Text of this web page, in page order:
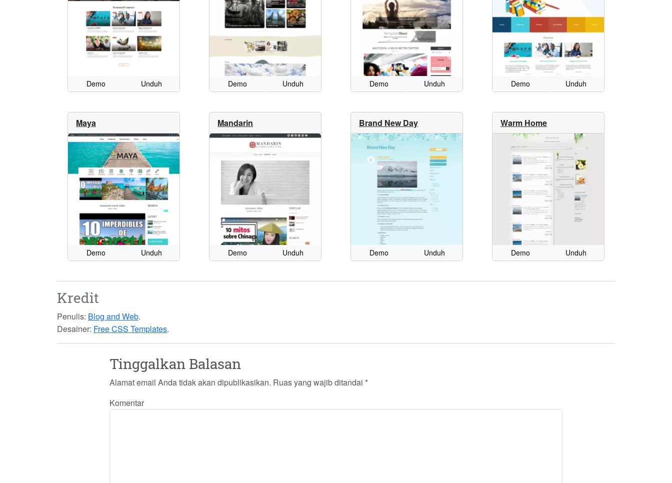
Demo Unduh Demo Unduh Demo Unduh Demo Unduh
Maya
Demo Unduh
Mandarin
Demo Unduh
Brand New Day
Demo Unduh
Warm Home
Demo Unduh
Kredit
Penulis: Blog and Web.
Desainer: Free CSS Templates.
Tinggalkan Balasan
Alamat email Anda tidak akan dipublikasikan. Ruas yang wajib ditandai *
Komentar